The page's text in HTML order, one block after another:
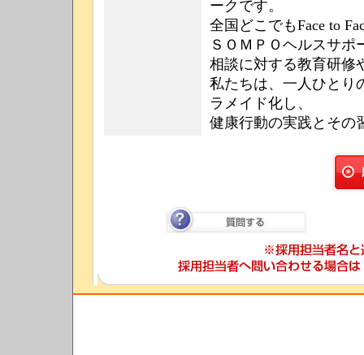
ークです。
全国どこでもFace to
ＳＯＭＰＯヘルスサ
相談に対する教育研修
私たちは、一人ひとり
ラメイド化し、
健康行動の実践とその